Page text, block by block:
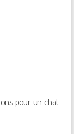
pour un chat